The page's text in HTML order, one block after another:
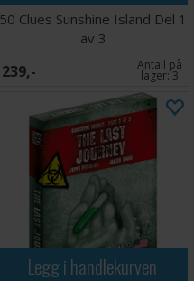
50 Clues Sunshine Island Del 1
av 3
239,- Antall på
lager:3
Legg i handlekurven